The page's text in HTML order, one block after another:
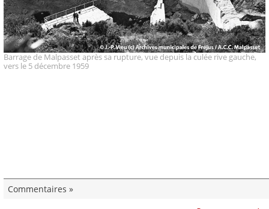
Barrage de Malpasset après sa rupture, vue depuis la culée rive gauche,
vers le 5 décembre 1959
Commentaires »